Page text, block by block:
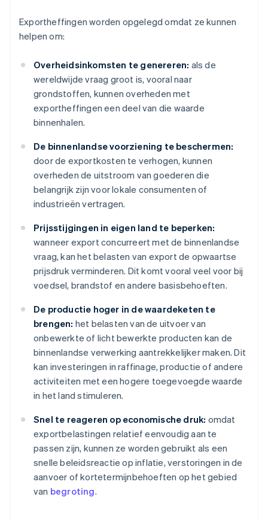
Exportheffingen worden opgelegd omdat ze kunnen
helpen om:
Overheidsinkomsten te genereren: als de
wereldwijde vraag groot is, vooral naar
grondstoffen, kunnen overheden met
exportheffingen een deel van die waarde
binnenhalen.
De binnenlandse voorziening te beschermen:
door de exportkosten te verhogen, kunnen
overheden de uitstroom van goederen die
belangrijk zijn voor lokale consumenten of
industrieën vertragen.
Prijsstijgingen in eigen land te beperken:
wanneer export concurreert met de binnenlandse
vraag, kan het belasten van export de opwaartse
prijsdruk verminderen. Dit komt vooral veel voor bij
voedsel, brandstof en andere basisbehoeften.
De productie hoger in de waardeketen te
brengen: het belasten van de uitvoer van
onbewerkte of licht bewerkte producten kan de
binnenlandse verwerking aantrekkelijker maken. Dit
kan investeringen in raffinage, productie of andere
activiteiten met een hogere toegevoegde waarde
in het land stimuleren.
Snel te reageren op economische druk: omdat
exportbelastingen relatief eenvoudig aan te
passen zijn, kunnen ze worden gebruikt als een
snelle beleidsreactie op inflatie, verstoringen in de
aanvoer of kortetermijnbehoeften op het gebied
van begroting.